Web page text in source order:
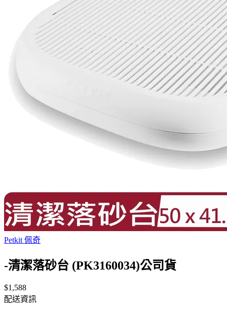
Petkit 佩奇
-清潔落砂台 (PK3160034)公司貨
$1,588
配送資訊